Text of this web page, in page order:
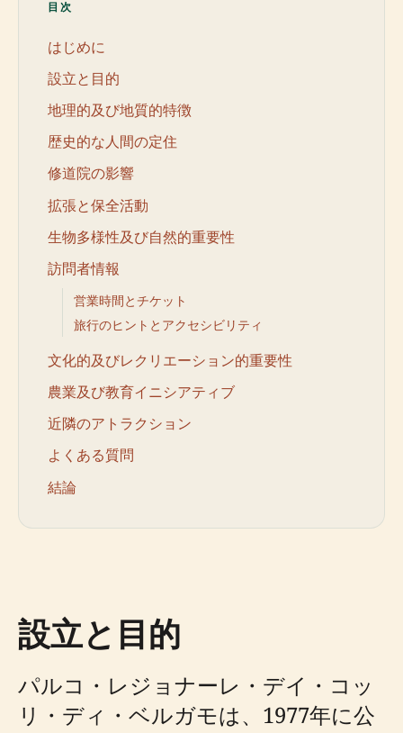
目次
はじめに
設立と目的
地理的及び地質的特徴
歴史的な人間の定住
修道院の影響
拡張と保全活動
生物多様性及び自然的重要性
訪問者情報
営業時間とチケット
旅行のヒントとアクセシビリティ
文化的及びレクリエーション的重要性
農業及び教育イニシアティブ
近隣のアトラクション
よくある質問
結論
設立と目的
パルコ・レジョナーレ・デイ・コッ
リ・ディ・ベルガモは、1977年に公